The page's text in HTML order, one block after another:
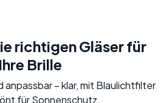
richtigen Gläser für
Ihre Brille
anpassbar – klar, mit Blaulichtfilter
für Sonnenschutz.